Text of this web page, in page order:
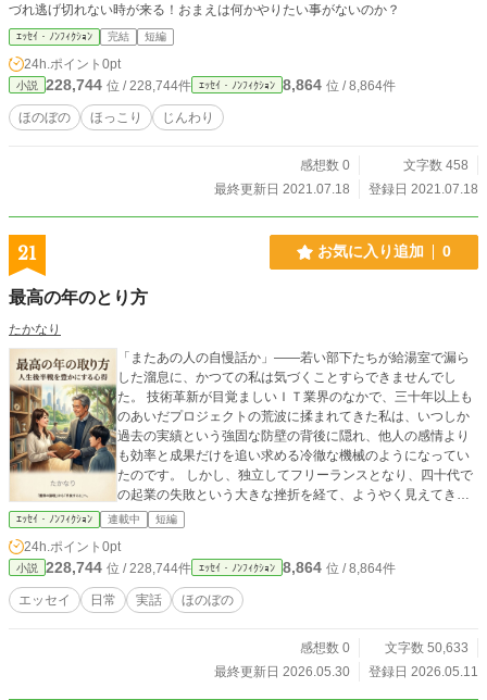
づれ逃げ切れない時が来る！おまえは何かやりたい事がないのか？
ｴｯｾｲ・ﾉﾝﾌｨｸｼｮﾝ 完結 短編
24h.ポイント 0pt
小説 228,744 位 / 228,744件 ｴｯｾｲ・ﾉﾝﾌｨｸｼｮﾝ 8,864 位 / 8,864件
ほのぼの ほっこり じんわり
感想数 0
文字数 458
最終更新日 2021.07.18
登録日 2021.07.18
21 お気に入り追加 0
最高の年のとり方
たかなり
「またあの人の自慢話か」――若い部下たちが給湯室で漏ら
した溜息に、かつての私は気づくことすらできませんでし
た。 技術革新が目覚ましいＩＴ業界のなかで、三十年以上も
のあいだプロジェクトの荒波に揉まれてきた私は、いつしか
過去の実績という強固な防壁の背後に隠れ、他人の感情より
も効率と成果だけを追い求める冷徹な機械のようになってい
たのです。 しかし、独立してフリーランスとなり、四十代で
の起業の失敗という大きな挫折を経て、ようやく見えてきた
景色があります。それは、過去の自分を否定するのではな
く、経験を次世代へ繋ぐことで得られる、新しい豊かさの形
です。 発達心理学者のエリクソンが提唱したジェネラティビ
ティ（世代継承性）という概念を軸に、試行錯誤の末に辿り
着いた九の心得を綴ります。甘い慰めだけではない、人生の
後半戦を本気で輝かせたいと願う大人のための処方箋とし
ｴｯｾｲ・ﾉﾝﾌｨｸｼｮﾝ 連載中 短編
24h.ポイント 0pt
小説 228,744 位 / 228,744件 ｴｯｾｲ・ﾉﾝﾌｨｸｼｮﾝ 8,864 位 / 8,864件
エッセイ 日常 実話 ほのぼの
感想数 0
文字数 50,633
最終更新日 2026.05.30
登録日 2026.05.11